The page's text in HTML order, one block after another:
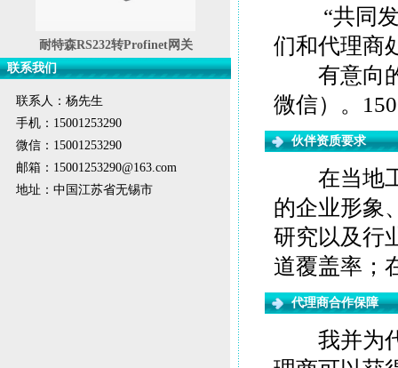
耐特森RS232转Profinet网关
联系我们
联系人：杨先生
手机：15001253290
微信：15001253290
邮箱：15001253290@163.com
地址：中国江苏省无锡市
“共同发
们和代理商
有意向的
微信）。
伙伴资质要求
在当地工
的企业形象
研究以及行
道覆盖率；
代理商合作保障
我并为代